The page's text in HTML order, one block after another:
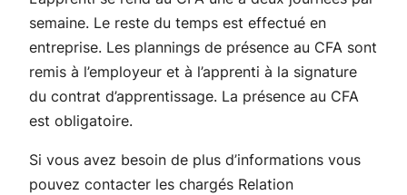
semaine. Le reste du temps est effectué en
entreprise. Les plannings de présence au CFA sont
remis à l’employeur et à l’apprenti à la signature
du contrat d’apprentissage. La présence au CFA
est obligatoire.
Si vous avez besoin de plus d’informations vous
pouvez contacter les chargés Relation